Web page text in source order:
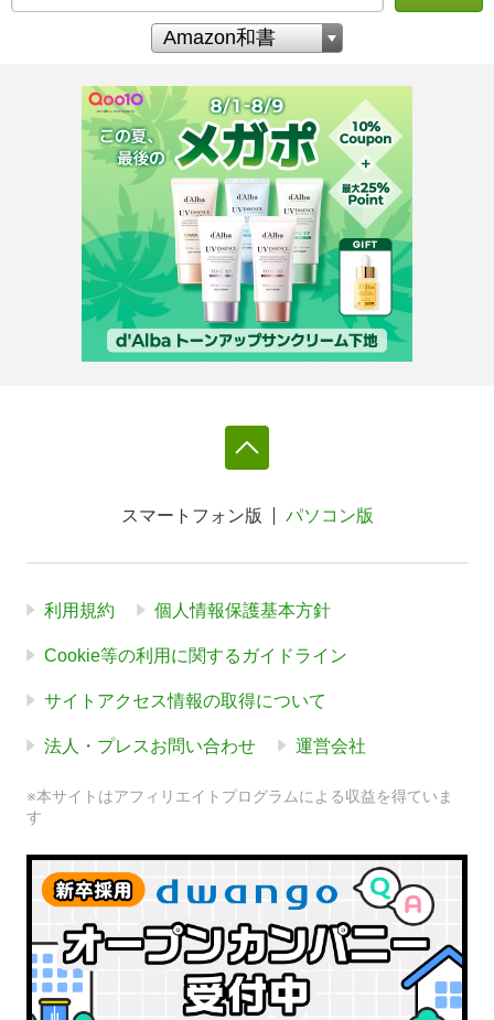
スマートフォン版 パソコン版
利用規約 個人情報保護基本方針
Cookie等の利用に関するガイドライン
サイトアクセス情報の取得について
法人・プレスお問い合わせ 運営会社
※本サイトはアフィリエイトプログラムによる収益を得ていま
す